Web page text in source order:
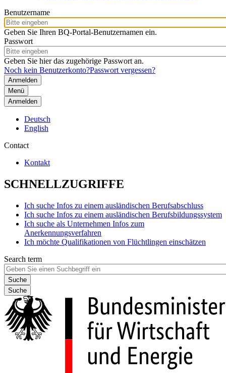
Benutzername
Geben Sie Ihren BQ-Portal-Benutzernamen ein.
Passwort
Geben Sie hier das zugehörige Passwort an.
Noch kein Benutzerkonto?Passwort vergessen?
Menü
Anmelden
Deutsch
English
Contact
Kontakt
SCHNELLZUGRIFFE
Ich suche Infos zu einem ausländischen Berufsabschluss
Ich suche Infos zu einem ausländischen Berufsbildungssystem
Ich suche als Unternehmen Infos zum
Anerkennungsverfahren
Ich möchte Qualifikationen von Flüchtlingen einschätzen
Search term
Suche